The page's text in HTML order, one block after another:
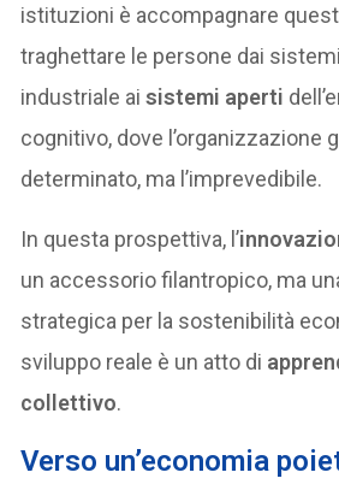
istituzioni è accompagnare
traghettare le persone dai
industriale aisistemi aperti
cognitivo, dove l’organizzazione
determinato, ma l’imprevedibile.
In questa prospettiva, l’
un accessorio filantropico, ma
strategica per la sostenibilità
sviluppo reale è un atto di
collettivo.
Verso un’economia